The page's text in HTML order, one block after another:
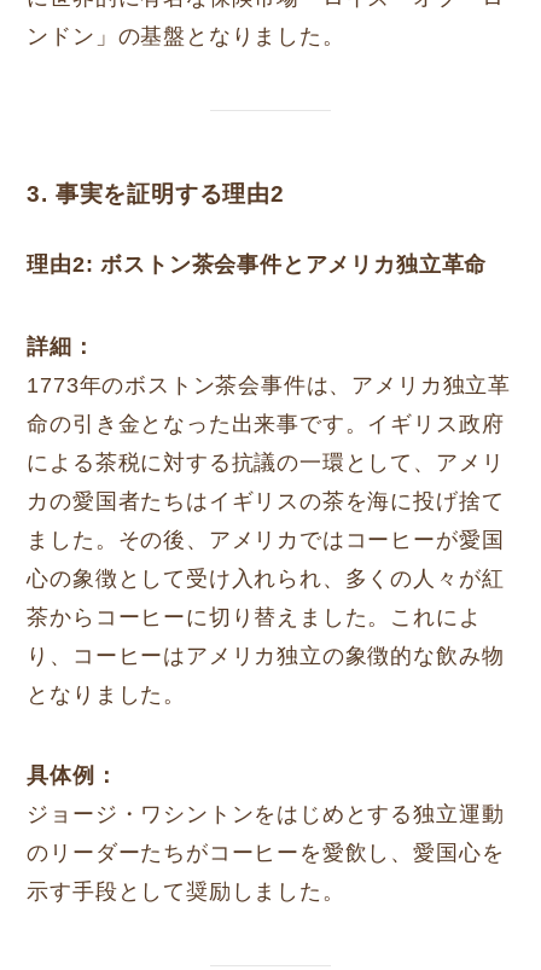
ンドン」の基盤となりました。
3. 事実を証明する理由2
理由2: ボストン茶会事件とアメリカ独立革命
詳細：
1773年のボストン茶会事件は、アメリカ独立革
命の引き金となった出来事です。イギリス政府
による茶税に対する抗議の一環として、アメリ
カの愛国者たちはイギリスの茶を海に投げ捨て
ました。その後、アメリカではコーヒーが愛国
心の象徴として受け入れられ、多くの人々が紅
茶からコーヒーに切り替えました。これによ
り、コーヒーはアメリカ独立の象徴的な飲み物
となりました。
具体例：
ジョージ・ワシントンをはじめとする独立運動
のリーダーたちがコーヒーを愛飲し、愛国心を
示す手段として奨励しました。